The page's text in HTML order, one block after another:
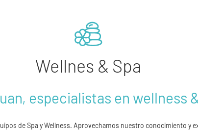
Wellnes & Spa
especialistas en wellness
de Spa y Wellness. Aprovechamos nuestro conocimiento y